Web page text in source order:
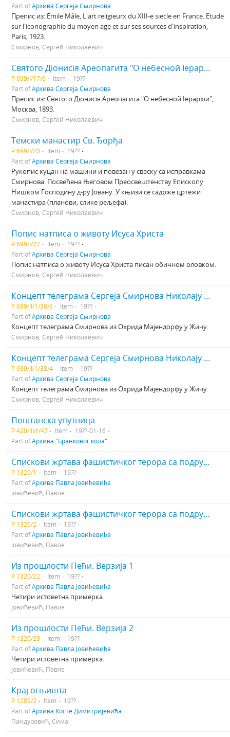
Part ofАрхива Сергеја Смирнова
Препис из: Émile Mâle, L'art religieurx du XIII-e siecle en France. Etude
sur l'iconographie du moyen age et sur ses sources d'inspiration,
Paris, 1923.
Смирнов, Сергей Николаевич
Святого Дiонисiя Ареопагита "О небесной Iерархiи"
Р 699/I/17/6 Item
19??
Part ofАрхива Сергеја Смирнова
Препис из: Святого Дiонисiя Ареопагита "О небесной Iерархiи",
Москва, 1893.
Смирнов, Сергей Николаевич
Темски манастир Св. Ђорђа
Р 699/I/20 Item
19??
Part ofАрхива Сергеја Смирнова
Рукопис куцан на машини и повезан у свеску са исправкама
Смирнова. Посвећена Његовом Преосвештенству Епископу
Нишком Господину д-ру Јовану. У књизи се садрже цртежи
манастира (планови, слике рељефа).
Смирнов, Сергей Николаевич
Попис натписа о животу Исуса Христа
Р 699/I/22 Item
19??
Part ofАрхива Сергеја Смирнова
Попис натписа о животу Исуса Христа писан обичном оловком.
Смирнов, Сергей Николаевич
Концепт телеграма Сергеја Смирнова Николају Теофиловичу (Богдановичу) Мајендорфу
Р 699/II/1/38/3 Item
19??
Part ofАрхива Сергеја Смирнова
Концепт телеграма Смирнова из Охрида Мајендорфу у Жичу.
Смирнов, Сергей Николаевич
Концепт телеграма Сергеја Смирнова Николају Теофиловичу (Богдановичу) Мајендорфу
Р 699/II/1/38/4 Item
19??
Part ofАрхива Сергеја Смирнова
Концепт телеграма Смирнова из Охрида Мајендорфу у Жичу.
Смирнов, Сергей Николаевич
Поштанска упутница
Р 420/III/г/47 Item
19??-01-16
Part ofАрхива "Бранковог кола"
Спискови жртава фашистичког терора са подручја општине Пећ. Додатак: на албанском језику за жртве албанске националности
Р 1320/1 Item
19??
Part ofАрхива Павла Јовићевића
Јовићевић, Павле
Спискови жртава фашистичког терора са подручја општине Пећ 1943. Додатак: на албанском језику за жртве албанске националности
Р 1320/2 Item
19??
Part ofАрхива Павла Јовићевића
Јовићевић, Павле
Из прошлости Пећи. Верзија 1
Р 1320/22 Item
19??
Part ofАрхива Павла Јовићевића
Четири истоветна примерка.
Јовићевић, Павле
Из прошлости Пећи. Верзија 2
Р 1320/23 Item
19??
Part ofАрхива Павла Јовићевића
Четири истоветна примерка.
Јовићевић, Павле
Крај огњишта
Р 1289/2 Item
19??
Part ofАрхива Косте Димитријевића
Пандуровић, Сима